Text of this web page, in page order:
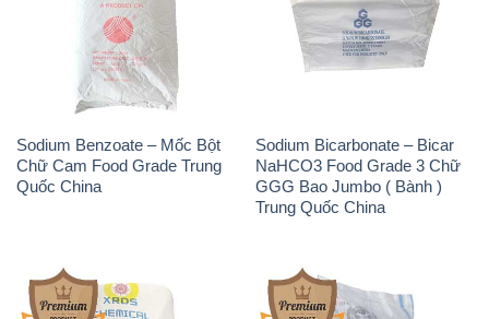
Sodium Benzoate – Mốc Bột
Chữ Cam Food Grade Trung
Quốc China
Sodium Bicarbonate – Bicar
NaHCO3 Food Grade 3 Chữ
GGG Bao Jumbo ( Bành )
Trung Quốc China